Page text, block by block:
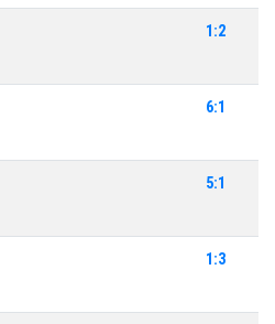
1:2
6:1
5:1
1:3